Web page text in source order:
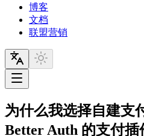
博客
文档
联盟营销
为什么我选择自建支
Better Auth 的支付插